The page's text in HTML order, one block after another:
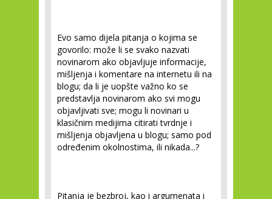
Evo samo dijela pitanja o kojima se
govorilo: može li se svako nazvati
novinarom ako objavljuje informacije,
mišljenja i komentare na internetu ili na
blogu; da li je uopšte važno ko se
predstavlja novinarom ako svi mogu
objavljivati sve; mogu li novinari u
klasičnim medijima citirati tvrdnje i
mišljenja objavljena u blogu; samo pod
određenim okolnostima, ili nikada...?
Pitanja je bezbroj, kao i argumenata i